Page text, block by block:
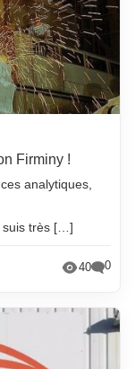
Firminy !
analytiques,
suis très […]
40 0